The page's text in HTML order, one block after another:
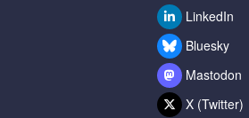
LinkedIn
Bluesky
Mastodon
X (Twitter)